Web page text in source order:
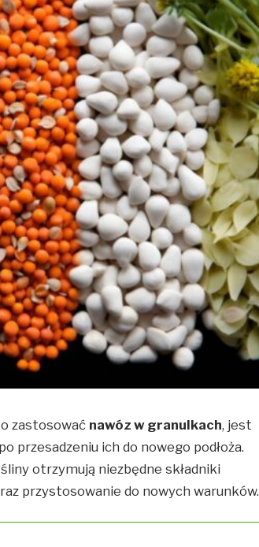
zastosować nawóz w granulkach, jest
przesadzeniu ich do nowego podłoża.
otrzymują niezbędne składniki
przystosowanie do nowych warunków.